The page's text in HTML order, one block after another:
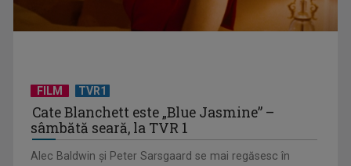
Radu Ștefan Bănică, pe scena Revelionului TVR 1. „Un
FILM TVR1
Cate Blanchett este „Blue Jasmine” –
sâmbătă seară, la TVR 1
Alec Baldwin şi Peter Sarsgaard se mai regăsesc în